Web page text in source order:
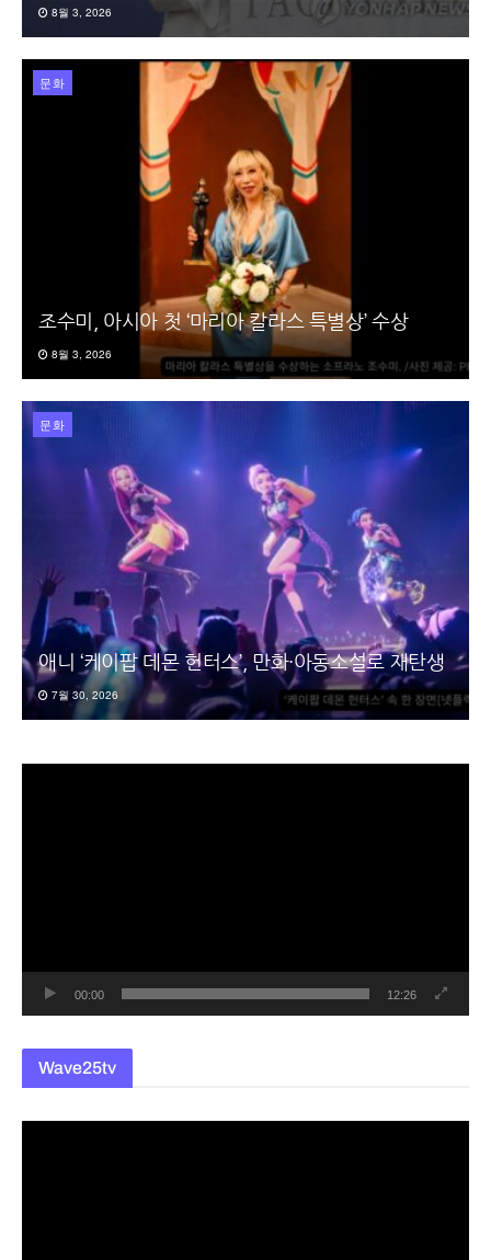
8월 3, 2026
문화
조수미, 아시아 첫 ‘마리아 칼라스 특별상’ 수상
8월 3, 2026
문화
애니 ‘케이팝 데몬 헌터스’, 만화·아동소설로 재탄생
7월 30, 2026
00:00 12:26
Wave25tv